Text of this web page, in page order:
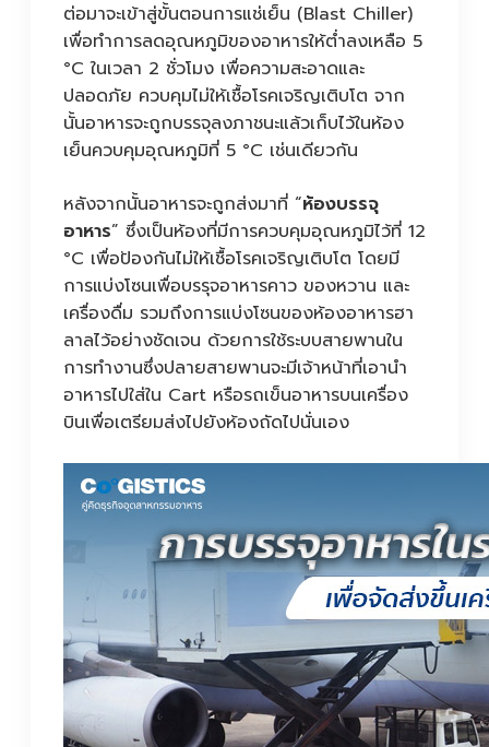
ต่อมาจะเข้าสู่ขั้นตอนการแช่เย็น (Blast Chiller)
เพื่อทำการลดอุณหภูมิของอาหารให้ต่ำลงเหลือ 5
°C ในเวลา 2 ชั่วโมง เพื่อความสะอาดและ
ปลอดภัย ควบคุมไม่ให้เชื้อโรคเจริญเติบโต จาก
นั้นอาหารจะถูกบรรจุลงภาชนะแล้วเก็บไว้ในห้อง
เย็นควบคุมอุณหภูมิที่ 5 °C เช่นเดียวกัน
หลังจากนั้นอาหารจะถูกส่งมาที่ “ห้องบรรจุ
อาหาร” ซึ่งเป็นห้องที่มีการควบคุมอุณหภูมิไว้ที่ 12
°C เพื่อป้องกันไม่ให้เชื้อโรคเจริญเติบโต โดยมี
การแบ่งโซนเพื่อบรรุจอาหารคาว ของหวาน และ
เครื่องดื่ม รวมถึงการแบ่งโซนของห้องอาหารฮา
ลาลไว้อย่างชัดเจน ด้วยการใช้ระบบสายพานใน
การทำงานซึ่งปลายสายพานจะมีเจ้าหน้าที่เอานำ
อาหารไปใส่ใน Cart หรือรถเข็นอาหารบนเครื่อง
บินเพื่อเตรียมส่งไปยังห้องถัดไปนั่นเอง